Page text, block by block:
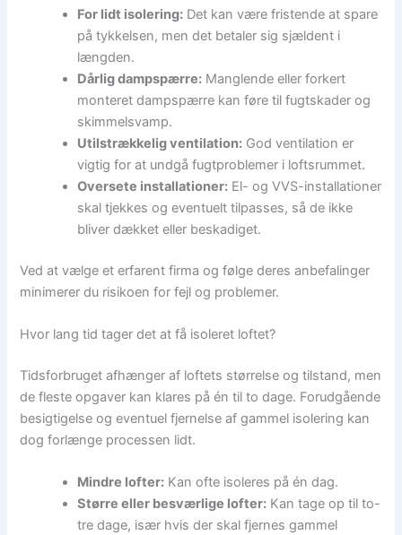
For lidt isolering: Det kan være fristende at spare
på tykkelsen, men det betaler sig sjældent i
længden.
Dårlig dampspærre: Manglende eller forkert
monteret dampspærre kan føre til fugtskader og
skimmelsvamp.
Utilstrækkelig ventilation: God ventilation er
vigtig for at undgå fugtproblemer i loftsrummet.
Oversete installationer: El- og VVS-installationer
skal tjekkes og eventuelt tilpasses, så de ikke
bliver dækket eller beskadiget.
Ved at vælge et erfarent firma og følge deres anbefalinger
minimerer du risikoen for fejl og problemer.
Hvor lang tid tager det at få isoleret loftet?
Tidsforbruget afhænger af loftets størrelse og tilstand, men
de fleste opgaver kan klares på én til to dage. Forudgående
besigtigelse og eventuel fjernelse af gammel isolering kan
dog forlænge processen lidt.
Mindre lofter: Kan ofte isoleres på én dag.
Større eller besværlige lofter: Kan tage op til to-
tre dage, især hvis der skal fjernes gammel